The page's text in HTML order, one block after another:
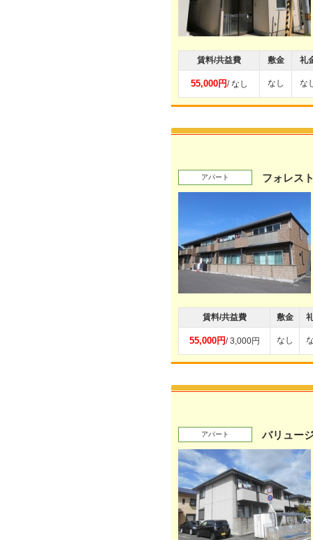
賃料/共益費 敷金 礼
55,000円/ なし なし な
アパート フォレス
賃料/共益費 敷金
55,000円/ 3,000円 なし
アパート バリュー